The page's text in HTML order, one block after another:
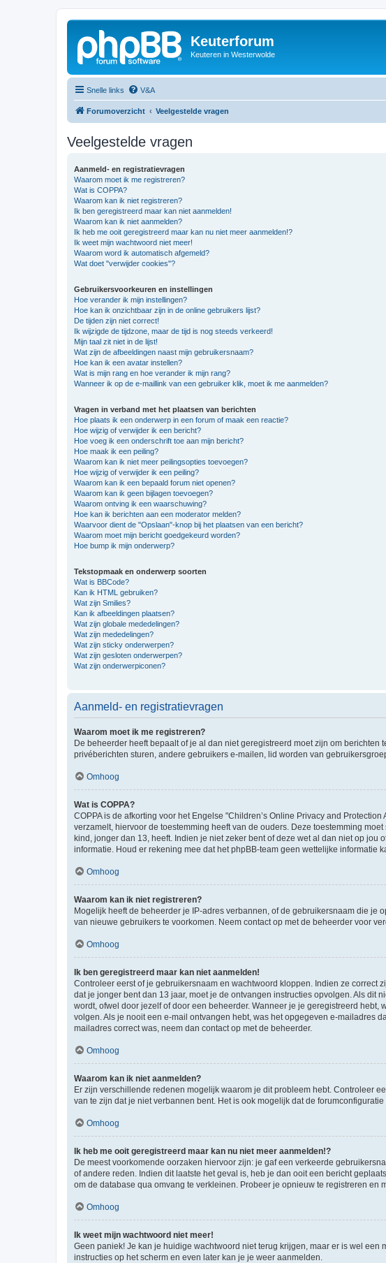
Keuterforum
Keuteren in Westerwolde
Snelle links V&A
Forumoverzicht Veelgestelde vragen
Veelgestelde vragen
Aanmeld- en registratievragen
Waarom moet ik me registreren?
Wat is COPPA?
Waarom kan ik niet registreren?
Ik ben geregistreerd maar kan niet aanmelden!
Waarom kan ik niet aanmelden?
Ik heb me ooit geregistreerd maar kan nu niet meer aanmelden!?
Ik weet mijn wachtwoord niet meer!
Waarom word ik automatisch afgemeld?
Wat doet "verwijder cookies"?
Gebruikersvoorkeuren en instellingen
Hoe verander ik mijn instellingen?
Hoe kan ik onzichtbaar zijn in de online gebruikers lijst?
De tijden zijn niet correct!
Ik wijzigde de tijdzone, maar de tijd is nog steeds verkeerd!
Mijn taal zit niet in de lijst!
Wat zijn de afbeeldingen naast mijn gebruikersnaam?
Hoe kan ik een avatar instellen?
Wat is mijn rang en hoe verander ik mijn rang?
Wanneer ik op de e-maillink van een gebruiker klik, moet ik me aanmelden?
Vragen in verband met het plaatsen van berichten
Hoe plaats ik een onderwerp in een forum of maak een reactie?
Hoe wijzig of verwijder ik een bericht?
Hoe voeg ik een onderschrift toe aan mijn bericht?
Hoe maak ik een peiling?
Waarom kan ik niet meer peilingsopties toevoegen?
Hoe wijzig of verwijder ik een peiling?
Waarom kan ik een bepaald forum niet openen?
Waarom kan ik geen bijlagen toevoegen?
Waarom ontving ik een waarschuwing?
Hoe kan ik berichten aan een moderator melden?
Waarvoor dient de "Opslaan"-knop bij het plaatsen van een bericht?
Waarom moet mijn bericht goedgekeurd worden?
Hoe bump ik mijn onderwerp?
Tekstopmaak en onderwerp soorten
Wat is BBCode?
Kan ik HTML gebruiken?
Wat zijn Smilies?
Kan ik afbeeldingen plaatsen?
Wat zijn globale mededelingen?
Wat zijn mededelingen?
Wat zijn sticky onderwerpen?
Wat zijn gesloten onderwerpen?
Wat zijn onderwerpiconen?
Aanmeld- en registratievragen
Waarom moet ik me registreren?
De beheerder heeft bepaalt of je al dan niet geregistreerd moet zijn om
privéberichten sturen, andere gebruikers e-mailen, lid worden van
Omhoog
Wat is COPPA?
COPPA is de afkorting voor het Engelse "Children’s Online Privacy and
verzamelt, hiervoor de toestemming heeft van de ouders. Deze toestemming
kind, jonger dan 13, heeft. Indien je niet zeker bent of deze wet al dan niet op
informatie. Houd er rekening mee dat het phpBB-team geen wettelijke informatie
Omhoog
Waarom kan ik niet registreren?
Mogelijk heeft de beheerder je IP-adres verbannen, of de gebruikersnaam die je
van nieuwe gebruikers te voorkomen. Neem contact op met de beheerder voor
Omhoog
Ik ben geregistreerd maar kan niet aanmelden!
Controleer eerst of je gebruikersnaam en wachtwoord kloppen. Indien ze correct
dat je jonger bent dan 13 jaar, moet je de ontvangen instructies opvolgen. Als dit
wordt, ofwel door jezelf of door een beheerder. Wanneer je je geregistreerd
volgen. Als je nooit een e-mail ontvangen hebt, was het opgegeven e-mailadres
mailadres correct was, neem dan contact op met de beheerder.
Omhoog
Waarom kan ik niet aanmelden?
Er zijn verschillende redenen mogelijk waarom je dit probleem hebt. Controleer
van te zijn dat je niet verbannen bent. Het is ook mogelijk dat de
Omhoog
Ik heb me ooit geregistreerd maar kan nu niet meer aanmelden!?
De meest voorkomende oorzaken hiervoor zijn: je gaf een verkeerde
of andere reden. Indien dit laatste het geval is, heb je dan ooit een bericht
om de database qua omvang te verkleinen. Probeer je opnieuw te registreren en
Omhoog
Ik weet mijn wachtwoord niet meer!
Geen paniek! Je kan je huidige wachtwoord niet terug krijgen, maar er is wel
instructies op het scherm en even later kan je je weer aanmelden.